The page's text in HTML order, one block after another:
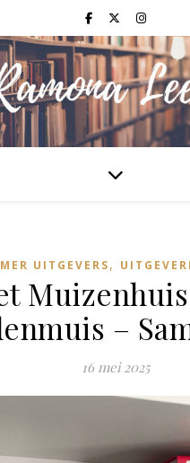
UITGEVERS,
–
16 mei 2025